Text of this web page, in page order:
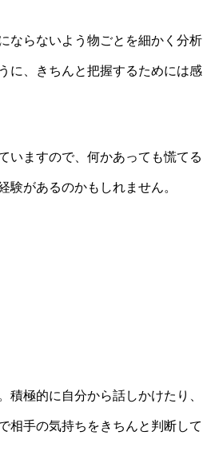
ならないよう物ごとを細かく分析
に、きちんと把握するためには感
いますので、何かあっても慌てる
験があるのかもしれません。
極的に自分から話しかけたり、
相手の気持ちをきちんと判断して